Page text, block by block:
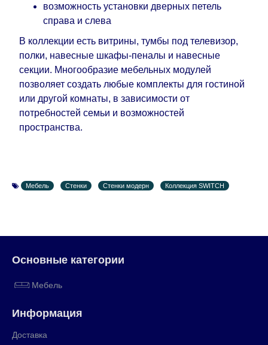
возможность установки дверных петель
справа и слева
В коллекции есть витрины, тумбы под телевизор,
полки, навесные шкафы-пеналы и навесные
секции. Многообразие мебельных модулей
позволяет создать любые комплекты для гостиной
или другой комнаты, в зависимости от
потребностей семьи и возможностей
пространства.
Мебель Стенки Стенки модерн Коллекция SWITCH
Основные категории
Мебель
Информация
Доставка